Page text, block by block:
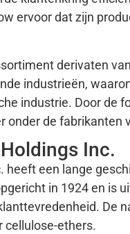
ervoor dat zijn
derivaten
industrieën,
industrie. Door de
onder de fabrikanten
Inc.
heeft een lange
in 1924 en is
De
cellulose-ethers.